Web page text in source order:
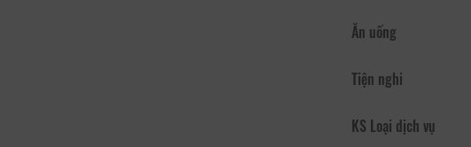
Ăn uống
Tiện nghi
KS Loại dịch vụ